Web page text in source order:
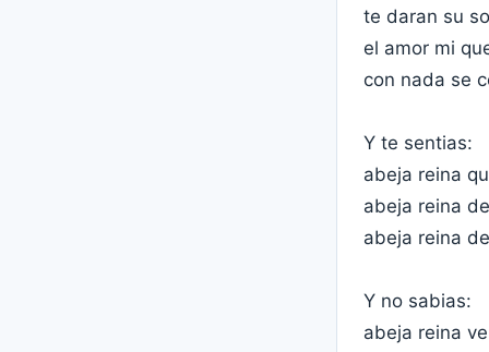
te daran su
el amor mi
con nada se
Y te sentias:
abeja reina
abeja reina
abeja reina
Y no sabias:
abeja reina